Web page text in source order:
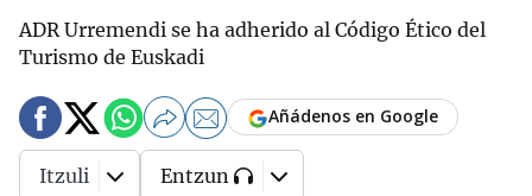
ADR Urremendi se ha adherido al Código Ético del
Turismo de Euskadi
Añádenos en Google
Itzuli Entzun